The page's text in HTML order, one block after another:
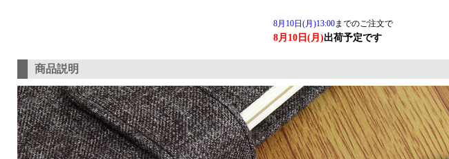
8月10日(月)13:00までのご注文で
8月10日(月)出荷予定です
商品説明